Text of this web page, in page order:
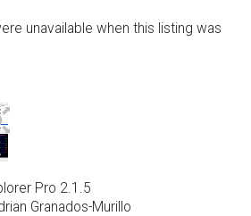
unavailable when this listing was
Pro 2.1.5
Granados-Murillo